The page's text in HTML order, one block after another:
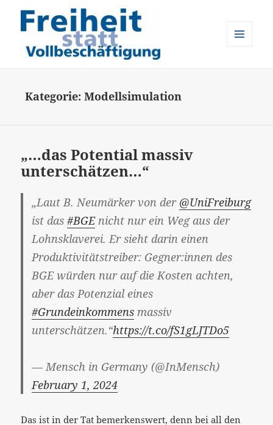
Kategorie:Modellsimulation
„…das Potential massiv
unterschätzen…“
„Laut B. Neumärker von der @UniFreiburg
ist das#BGEnicht nur ein Weg aus der
Lohnsklaverei. Er sieht darin einen
Produktivitätstreiber: Gegner:innen des
BGE würden nur auf die Kosten achten,
aber das Potenzial eines
#Grundeinkommens massiv
unterschätzen.“https://t.co/fS1gLJTDo5
— Mensch in Germany (@InMensch)
February 1, 2024
Das ist in der Tat bemerkenswert, denn bei all den